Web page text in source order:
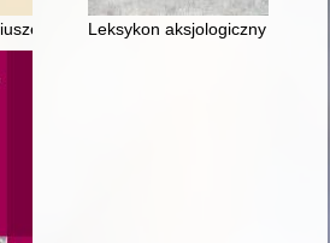
z polskimi glosami : Rozariusz
Leksykon aksjologiczny